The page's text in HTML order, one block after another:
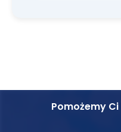
Pomożemy Ci